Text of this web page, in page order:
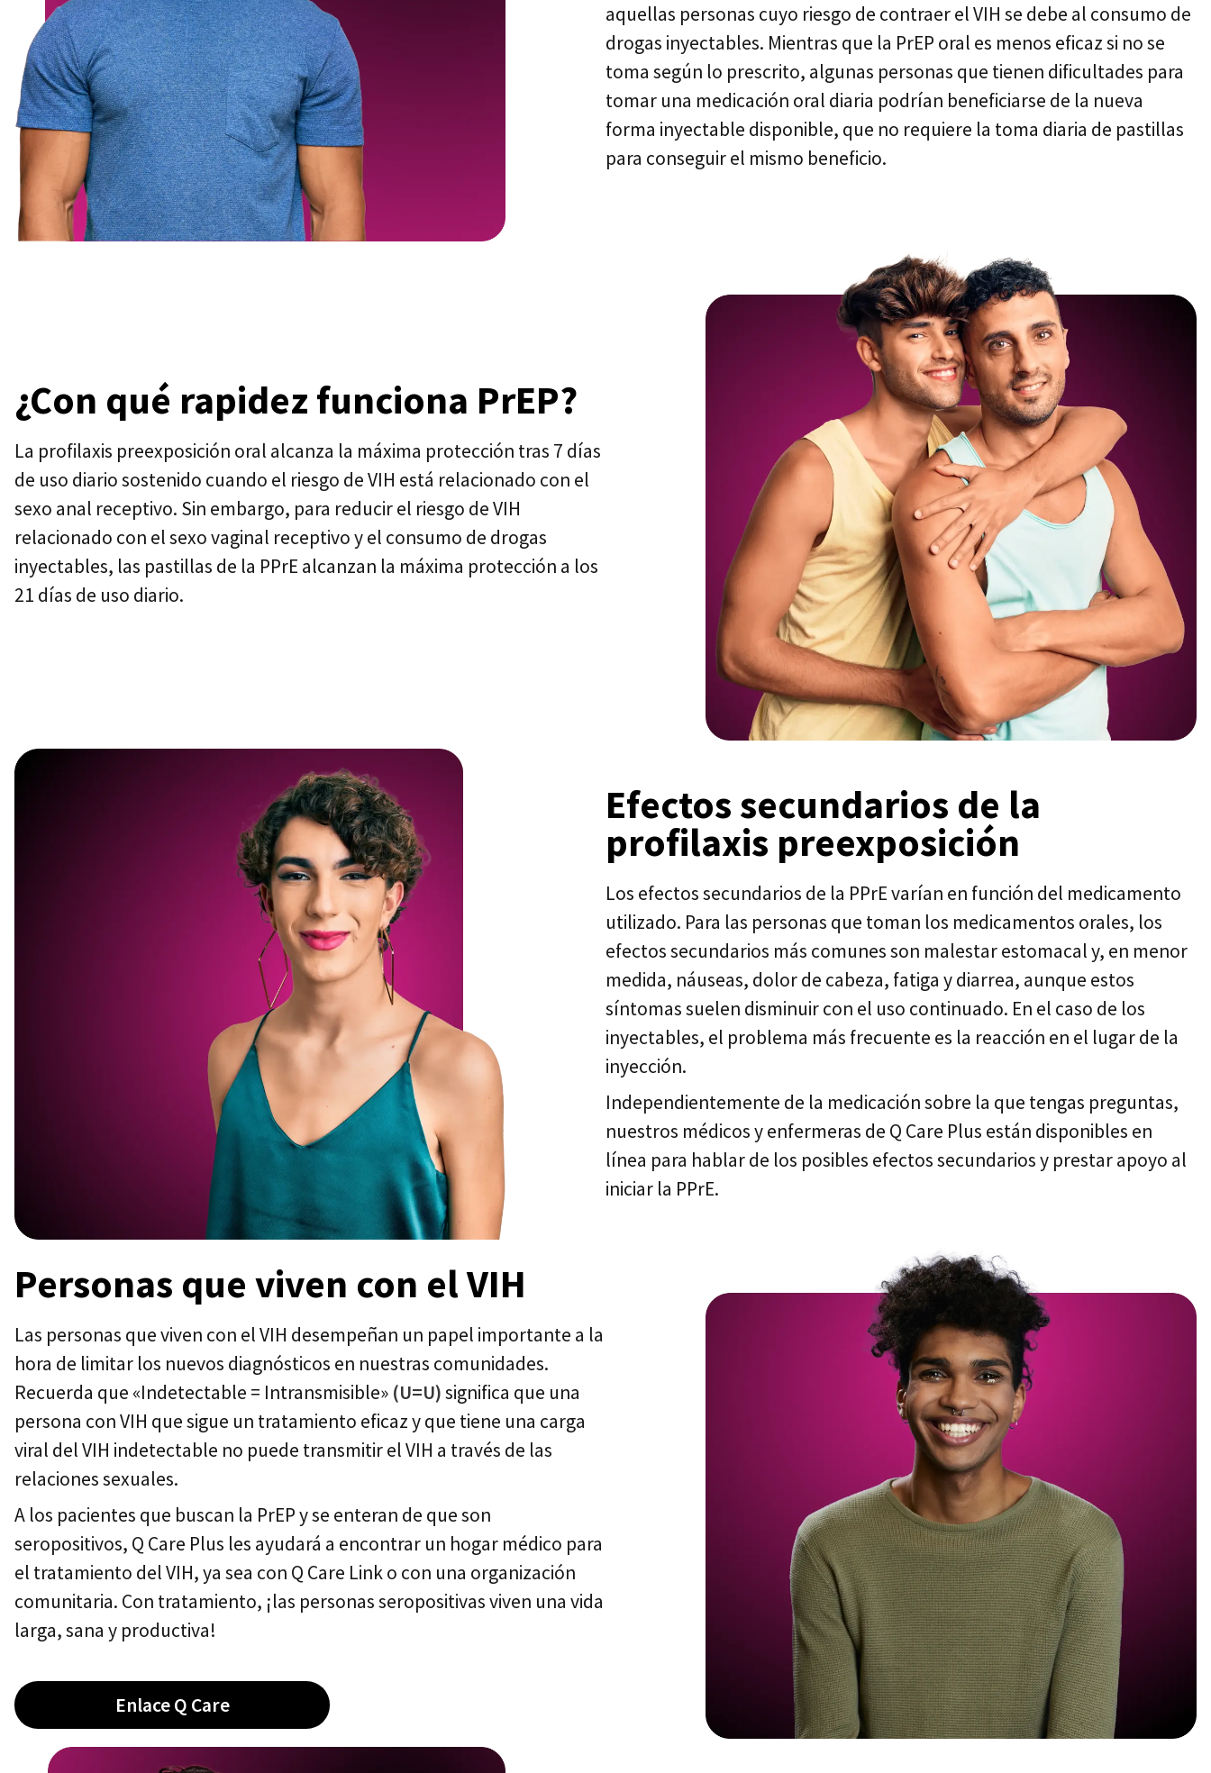
aquellas personas cuyo riesgo de contraer el VIH se debe al consumo de
drogas inyectables. Mientras que la PrEP oral es menos eficaz si no se
toma según lo prescrito, algunas personas que tienen dificultades para
tomar una medicación oral diaria podrían beneficiarse de la nueva
forma inyectable disponible, que no requiere la toma diaria de pastillas
para conseguir el mismo beneficio.
¿Con qué rapidez funciona PrEP?
La profilaxis preexposición oral alcanza la máxima protección tras 7 días
de uso diario sostenido cuando el riesgo de VIH está relacionado con el
sexo anal receptivo. Sin embargo, para reducir el riesgo de VIH
relacionado con el sexo vaginal receptivo y el consumo de drogas
inyectables, las pastillas de la PPrE alcanzan la máxima protección a los
21 días de uso diario.
Efectos secundarios de la
profilaxis preexposición
Los efectos secundarios de la PPrE varían en función del medicamento
utilizado. Para las personas que toman los medicamentos orales, los
efectos secundarios más comunes son malestar estomacal y, en menor
medida, náuseas, dolor de cabeza, fatiga y diarrea, aunque estos
síntomas suelen disminuir con el uso continuado. En el caso de los
inyectables, el problema más frecuente es la reacción en el lugar de la
inyección.
Independientemente de la medicación sobre la que tengas preguntas,
nuestros médicos y enfermeras de Q Care Plus están disponibles en
línea para hablar de los posibles efectos secundarios y prestar apoyo al
iniciar la PPrE.
Personas que viven con el VIH
Las personas que viven con el VIH desempeñan un papel importante a la
hora de limitar los nuevos diagnósticos en nuestras comunidades.
Recuerda que «Indetectable = Intransmisible» (U=U)significa que una
persona con VIH que sigue un tratamiento eficaz y que tiene una carga
viral del VIH indetectable no puede transmitir el VIH a través de las
relaciones sexuales.
A los pacientes que buscan la PrEP y se enteran de que son
seropositivos, Q Care Plus les ayudará a encontrar un hogar médico para
el tratamiento del VIH, ya sea con Q Care Link o con una organización
comunitaria. Con tratamiento, ¡las personas seropositivas viven una vida
larga, sana y productiva!
Enlace Q Care